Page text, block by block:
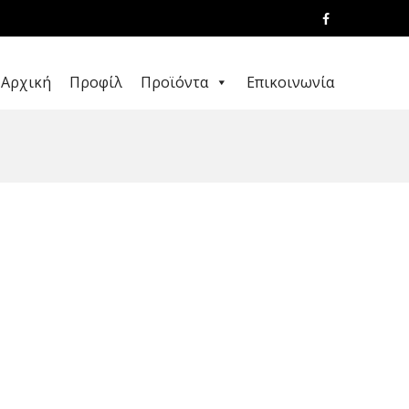
Αρχική Προφίλ Προϊόντα Επικοινωνία